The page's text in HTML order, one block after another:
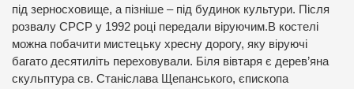
під зерносховище, а пізніше – під будинок культури. Після
розвалу СРСР у 1992 році передали віруючим.В костелі
можна побачити мистецьку хресну дорогу, яку віруючі
багато десятиліть переховували. Біля вівтаря є дерев’яна
скульптура св. Станіслава Щепанського, єпископа